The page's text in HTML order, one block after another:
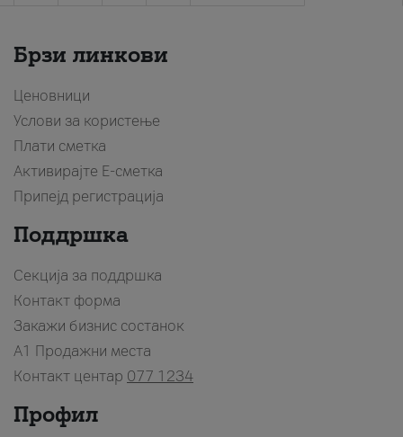
Брзи линкови
Ценовници
Услови за користење
Плати сметка
Активирајте Е-сметка
Припејд регистрација
Поддршка
Секција за поддршка
Контакт форма
Закажи бизнис состанок
A1 Продажни места
Контакт центар 077 1234
Профил